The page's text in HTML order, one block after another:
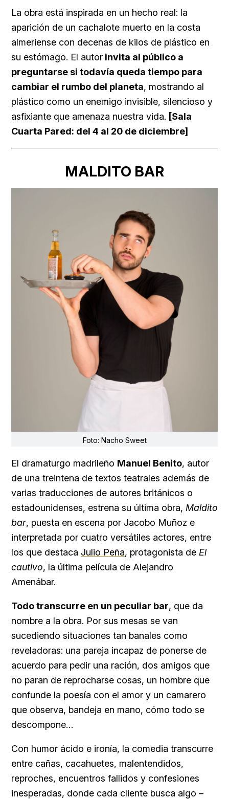
La obra está inspirada en un hecho real: la
aparición de un cachalote muerto en la costa
almeriense con decenas de kilos de plástico en
su estómago. El autor invita al público a
preguntarse si todavía queda tiempo para
cambiar el rumbo del planeta, mostrando al
plástico como un enemigo invisible, silencioso y
asfixiante que amenaza nuestra vida. [Sala
Cuarta Pared: del 4 al 20 de diciembre]
MALDITO BAR
Foto: Nacho Sweet
El dramaturgo madrileño Manuel Benito, autor
de una treintena de textos teatrales además de
varias traducciones de autores británicos o
estadounidenses, estrena su última obra, Maldito
bar, puesta en escena por Jacobo Muñoz e
interpretada por cuatro versátiles actores, entre
los que destaca Julio Peña, protagonista de El
cautivo, la última película de Alejandro
Amenábar.
Todo transcurre en un peculiar bar, que da
nombre a la obra. Por sus mesas se van
sucediendo situaciones tan banales como
reveladoras: una pareja incapaz de ponerse de
acuerdo para pedir una ración, dos amigos que
no paran de reprocharse cosas, un hombre que
confunde la poesía con el amor y un camarero
que observa, bandeja en mano, cómo todo se
descompone…
Con humor ácido e ironía, la comedia transcurre
entre cañas, cacahuetes, malentendidos,
reproches, encuentros fallidos y confesiones
inesperadas, donde cada cliente busca algo –